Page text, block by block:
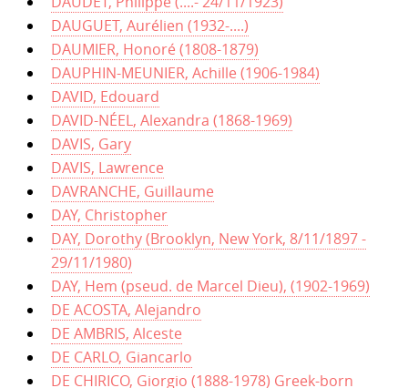
DAUGUET, Aurélien (1932-....)
DAUMIER, Honoré (1808-1879)
DAUPHIN-MEUNIER, Achille (1906-1984)
DAVID, Edouard
DAVID-NÉEL, Alexandra (1868-1969)
DAVIS, Gary
DAVIS, Lawrence
DAVRANCHE, Guillaume
DAY, Christopher
DAY, Dorothy (Brooklyn, New York, 8/11/1897 -
29/11/1980)
DAY, Hem (pseud. de Marcel Dieu), (1902-1969)
DE ACOSTA, Alejandro
DE AMBRIS, Alceste
DE CARLO, Giancarlo
DE CHIRICO, Giorgio (1888-1978) Greek-born